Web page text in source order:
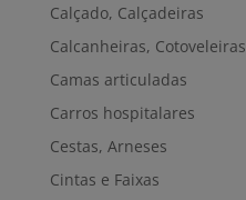
Calçado, Calçadeiras
Calcanheiras, Cotoveleiras
Camas articuladas
Carros hospitalares
Cestas, Arneses
Cintas e Faixas